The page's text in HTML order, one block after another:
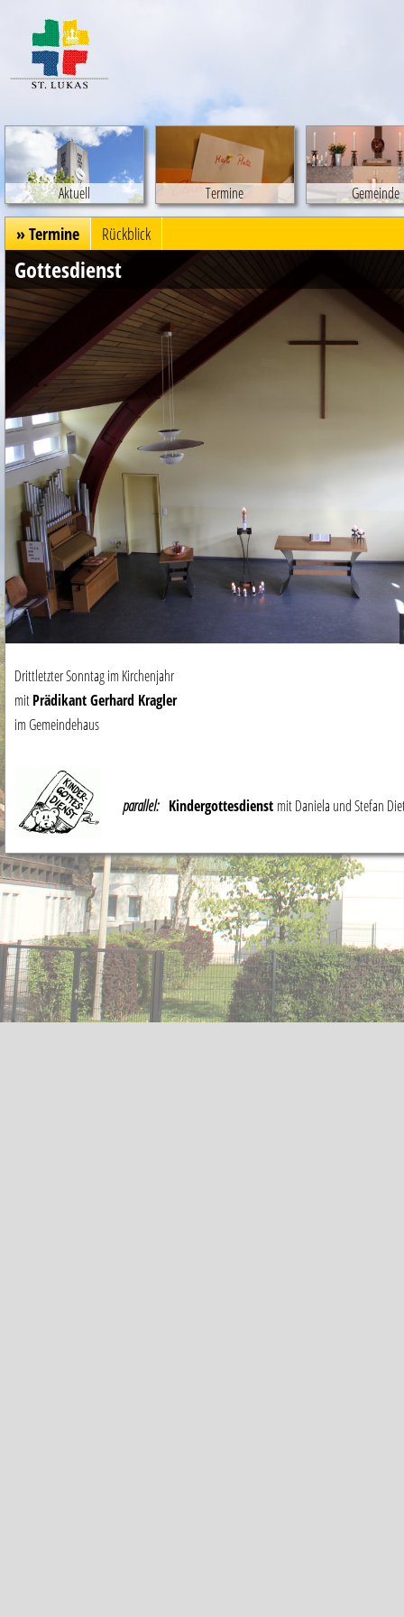
Aktuell Termine Gemeinde
» Termine Rückblick
Gottesdienst
Drittletzter Sonntag im Kirchenjahr
mitPrädikant Gerhard Kragler
im Gemeindehaus
parallel: Kindergottesdienst mit Daniela und Stefan